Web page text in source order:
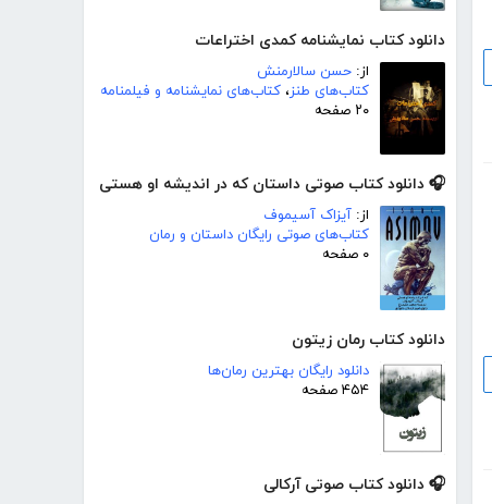
دانلود کتاب نمایشنامه کمدی اختراعات
از: حسن سالارمنش
کتاب‌های طنز، کتاب‌های نمایشنامه و فیلمنامه
۲۰ صفحه
🎧 دانلود کتاب صوتی داستان که در اندیشه او هستی
از: آیزاک آسیموف
کتاب‌های صوتی رایگان داستان و رمان
۰ صفحه
دانلود کتاب رمان زیتون
دانلود رایگان بهترین رمان‌ها
۴۵۴ صفحه
🎧 دانلود کتاب صوتی آرکالی